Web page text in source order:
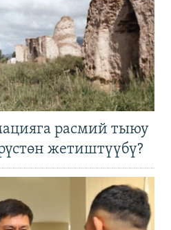
расмий тыюу
жетиштүүбү?